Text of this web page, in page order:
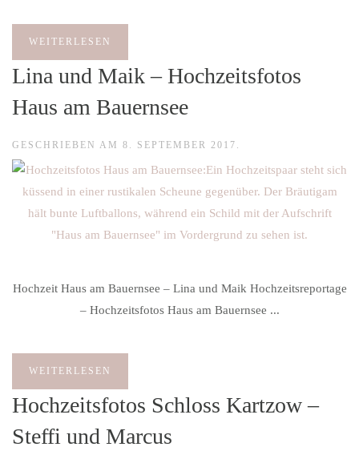
WEITERLESEN
Lina und Maik – Hochzeitsfotos
Haus am Bauernsee
GESCHRIEBEN AM 8. SEPTEMBER 2017 .
Hochzeit Haus am Bauernsee – Lina und Maik Hochzeitsreportage
– Hochzeitsfotos Haus am Bauernsee ...
WEITERLESEN
Hochzeitsfotos Schloss Kartzow –
Steffi und Marcus